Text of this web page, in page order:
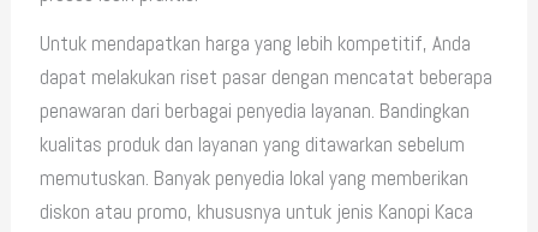
Untuk mendapatkan harga yang lebih kompetitif, Anda
dapat melakukan riset pasar dengan mencatat beberapa
penawaran dari berbagai penyedia layanan. Bandingkan
kualitas produk dan layanan yang ditawarkan sebelum
memutuskan. Banyak penyedia lokal yang memberikan
diskon atau promo, khususnya untuk jenis Kanopi Kaca